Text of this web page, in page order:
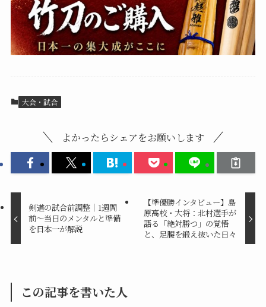
大会・試合
よかったらシェアをお願いします
剣道の試合前調整｜1週間
前〜当日のメンタルと準備
を日本一が解説
【準優勝インタビュー】島
原高校・大将：北村選手が
語る「絶対勝つ」の覚悟
と、足腰を鍛え抜いた日々
この記事を書いた人